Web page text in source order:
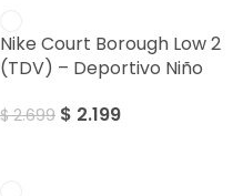
Nike Court Borough Low 2
(TDV) – Deportivo Niño
$2.699 $ 2.199